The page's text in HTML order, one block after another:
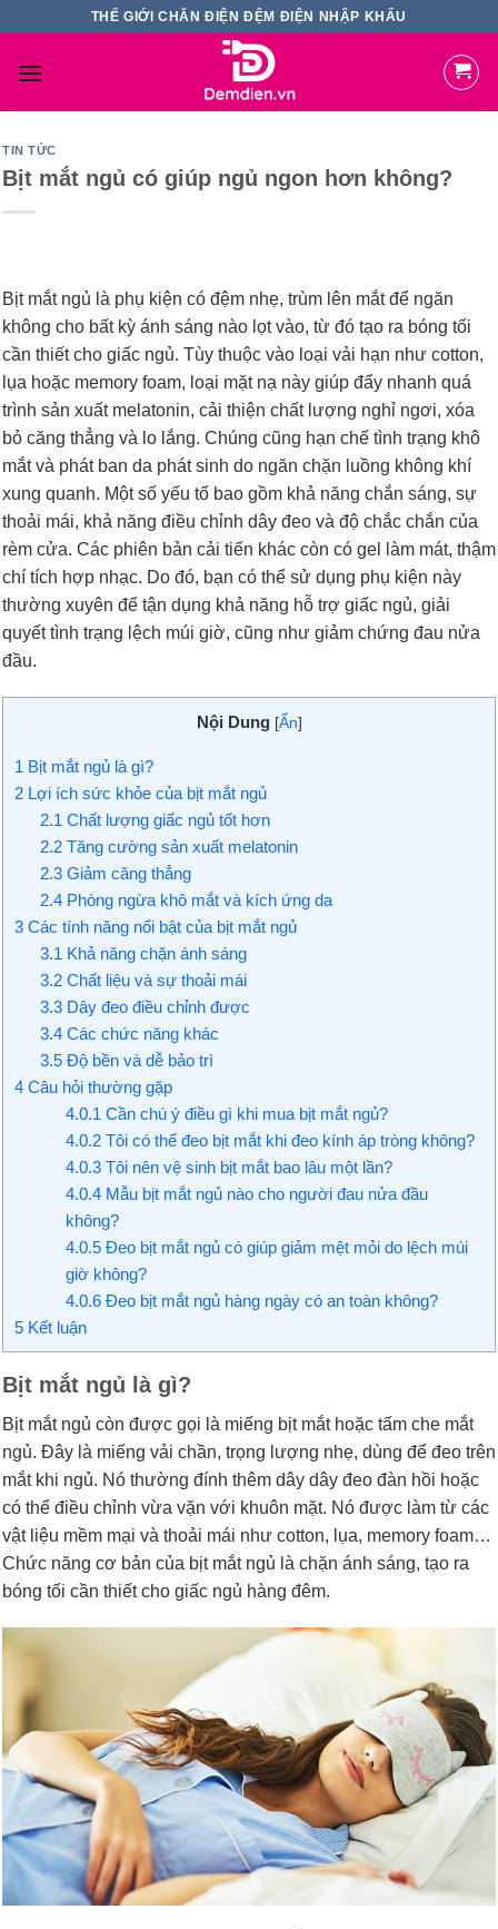
content
THẾ GIỚI CHĂN ĐIỆN ĐỆM ĐIỆN NHẬP KHẨU
TIN TỨC
Bịt mắt ngủ có giúp ngủ ngon hơn không?
Bịt mắt ngủ là phụ kiện có đệm nhẹ, trùm lên mắt để ngăn
không cho bất kỳ ánh sáng nào lọt vào, từ đó tạo ra bóng tối
cần thiết cho giấc ngủ. Tùy thuộc vào loại vải hạn như cotton,
lụa hoặc memory foam, loại mặt nạ này giúp đẩy nhanh quá
trình sản xuất melatonin, cải thiện chất lượng nghỉ ngơi, xóa
bỏ căng thẳng và lo lắng. Chúng cũng hạn chế tình trạng khô
mắt và phát ban da phát sinh do ngăn chặn luồng không khí
xung quanh. Một số yếu tố bao gồm khả năng chắn sáng, sự
thoải mái, khả năng điều chỉnh dây đeo và độ chắc chắn của
rèm cửa. Các phiên bản cải tiến khác còn có gel làm mát, thậm
chí tích hợp nhạc. Do đó, bạn có thể sử dụng phụ kiện này
thường xuyên để tận dụng khả năng hỗ trợ giấc ngủ, giải
quyết tình trạng lệch múi giờ, cũng như giảm chứng đau nửa
đầu.
Nội Dung [Ẩn]
1 Bịt mắt ngủ là gì?
2 Lợi ích sức khỏe của bịt mắt ngủ
2.1 Chất lượng giấc ngủ tốt hơn
2.2Tăng cường sản xuất melatonin
2.3Giảm căng thẳng
2.4Phòng ngừa khô mắt và kích ứng da
3 Các tính năng nổi bật của bịt mắt ngủ
3.1 Khả năng chặn ánh sáng
3.2Chất liệu và sự thoải mái
3.3Dây đeo điều chỉnh được
3.4Các chức năng khác
3.5Độ bền và dễ bảo trì
4 Câu hỏi thường gặp
4.0.1 Cần chú ý điều gì khi mua bịt mắt ngủ?
4.0.2Tôi có thể đeo bịt mắt khi đeo kính áp tròng không?
4.0.3Tôi nên vệ sinh bịt mắt bao lâu một lần?
4.0.4Mẫu bịt mắt ngủ nào cho người đau nửa đầu
không?
4.0.5Đeo bịt mắt ngủ có giúp giảm mệt mỏi do lệch múi
giờ không?
4.0.6Đeo bịt mắt ngủ hàng ngày có an toàn không?
5 Kết luận
Bịt mắt ngủ là gì?
Bịt mắt ngủ còn được gọi là miếng bịt mắt hoặc tấm che mắt
ngủ. Đây là miếng vải chần, trọng lượng nhẹ, dùng để đeo trên
mắt khi ngủ. Nó thường đính thêm dây dây đeo đàn hồi hoặc
có thể điều chỉnh vừa vặn với khuôn mặt. Nó được làm từ các
vật liệu mềm mại và thoải mái như cotton, lụa, memory foam…
Chức năng cơ bản của bịt mắt ngủ là chặn ánh sáng, tạo ra
bóng tối cần thiết cho giấc ngủ hàng đêm.